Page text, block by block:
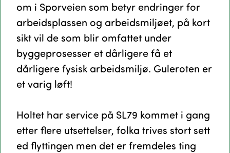
om i Sporveien som betyr endringer for
arbeidsplassen og arbeidsmiljøet, på kort
sikt vil de som blir omfattet under
byggeprosesser et dårligere få et
dårligere fysisk arbeidsmiljø. Guleroten er
et varig løft!
Holtet har service på SL79 kommet i gang
etter flere utsettelser, folka trives stort sett
ed flyttingen men det er fremdeles ting